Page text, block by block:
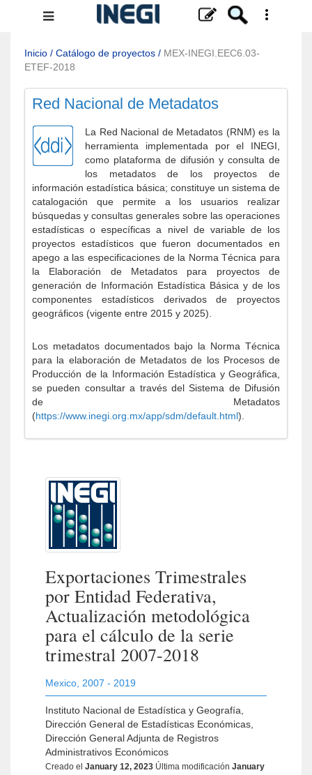
Menú
navegación
Inicio / Catálogo de proyectos / MEX-INEGI.EEC6.03-
ETEF-2018
Red Nacional de Metadatos
La Red Nacional de Metadatos (RNM) es la
herramienta implementada por el INEGI,
como plataforma de difusión y consulta de
los metadatos de los proyectos de
información estadística básica; constituye un sistema de
catalogación que permite a los usuarios realizar
búsquedas y consultas generales sobre las operaciones
estadísticas o específicas a nivel de variable de los
proyectos estadísticos que fueron documentados en
apego a las especificaciones de la Norma Técnica para
la Elaboración de Metadatos para proyectos de
generación de Información Estadística Básica y de los
componentes estadísticos derivados de proyectos
geográficos (vigente entre 2015 y 2025).
Los metadatos documentados bajo la Norma Técnica
para la elaboración de Metadatos de los Procesos de
Producción de la Información Estadística y Geográfica,
se pueden consultar a través del Sistema de Difusión
de Metadatos
(https://www.inegi.org.mx/app/sdm/default.html).
Exportaciones Trimestrales
por Entidad Federativa,
Actualización metodológica
para el cálculo de la serie
trimestral 2007-2018
Mexico 2007 - 2019
Instituto Nacional de Estadística y Geografía,
Dirección General de Estadísticas Económicas,
Dirección General Adjunta de Registros
Administrativos Económicos
Creado el January 12, 2023 Última modificación January